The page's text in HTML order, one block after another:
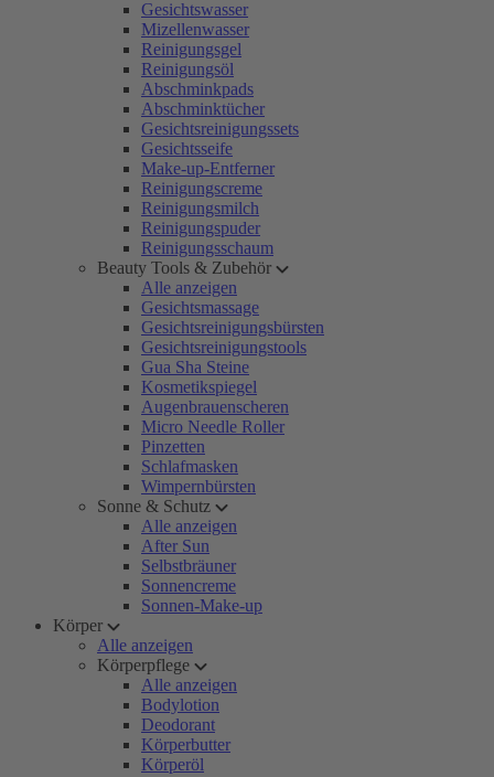
Gesichtswasser
Mizellenwasser
Reinigungsgel
Reinigungsöl
Abschminkpads
Abschminktücher
Gesichtsreinigungssets
Gesichtsseife
Make-up-Entferner
Reinigungscreme
Reinigungsmilch
Reinigungspuder
Reinigungsschaum
Beauty Tools & Zubehör
Alle anzeigen
Gesichtsmassage
Gesichtsreinigungsbürsten
Gesichtsreinigungstools
Gua Sha Steine
Kosmetikspiegel
Augenbrauenscheren
Micro Needle Roller
Pinzetten
Schlafmasken
Wimpernbürsten
Sonne & Schutz
Alle anzeigen
After Sun
Selbstbräuner
Sonnencreme
Sonnen-Make-up
Körper
Alle anzeigen
Körperpflege
Alle anzeigen
Bodylotion
Deodorant
Körperbutter
Körperöl